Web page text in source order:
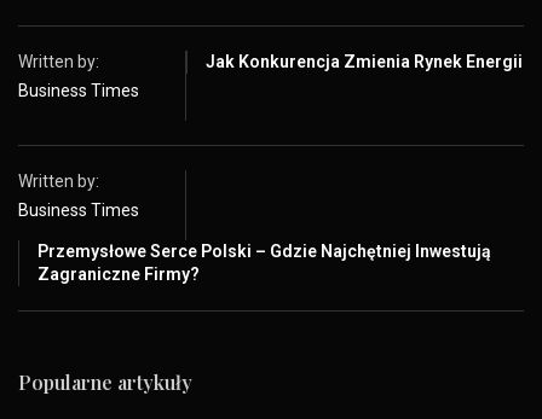
Written by:
Business Times
Jak Konkurencja Zmienia Rynek Energii
Written by:
Business Times
Przemysłowe Serce Polski – Gdzie Najchętniej Inwestują
Zagraniczne Firmy?
Popularne artykuły